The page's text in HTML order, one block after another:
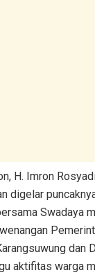
H. Imron
digelar
Swadaya
dan
aktifitas warga